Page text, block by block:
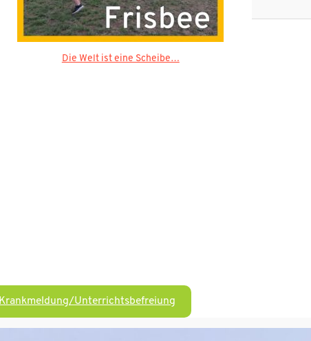
Die Welt ist eine Scheibe…
Krankmeldung/Unterrichtsbefreiung